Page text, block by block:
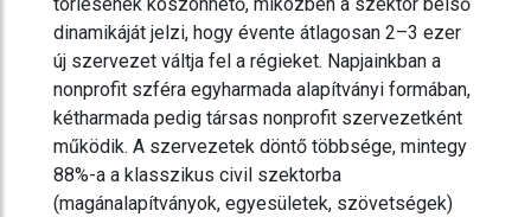
törlésének köszönhető, miközben a szektor belső
dinamikáját jelzi, hogy évente átlagosan 2–3 ezer
új szervezet váltja fel a régieket. Napjainkban a
nonprofit szféra egyharmada alapítványi formában,
kétharmada pedig társas nonprofit szervezetként
működik. A szervezetek döntő többsége, mintegy
88%-a a klasszikus civil szektorba
(magánalapítványok, egyesületek, szövetségek)